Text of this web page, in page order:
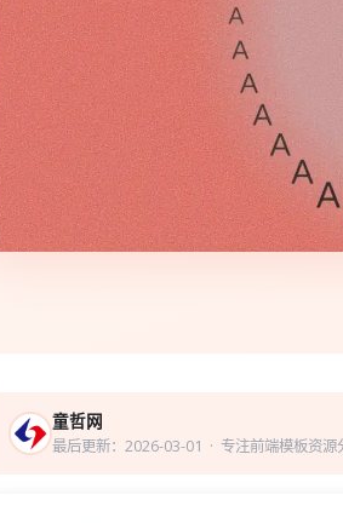
童哲网
最后更新：2026-03-01 · 专注前端模板资源